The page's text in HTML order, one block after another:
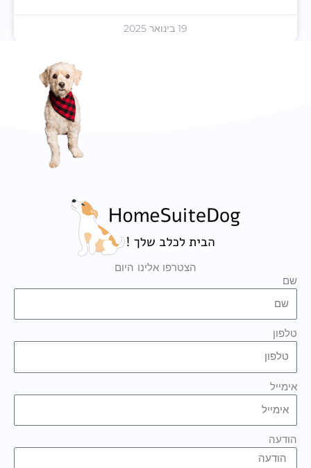
19 בינואר 2025
הצטרפו אלינו היום
שם
טלפון
אימייל
הודעה